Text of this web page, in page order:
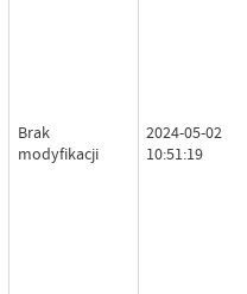
Brak
modyfikacji
2024-05-02
10:51:19